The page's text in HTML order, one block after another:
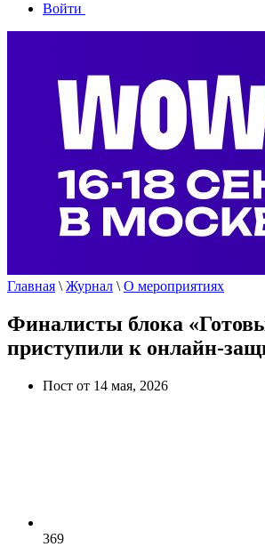
Войти
Главная \ Журнал \ О мероприятиях
Финалисты блока
приступили к онлайн-
Пост от 14 мая, 2026
369